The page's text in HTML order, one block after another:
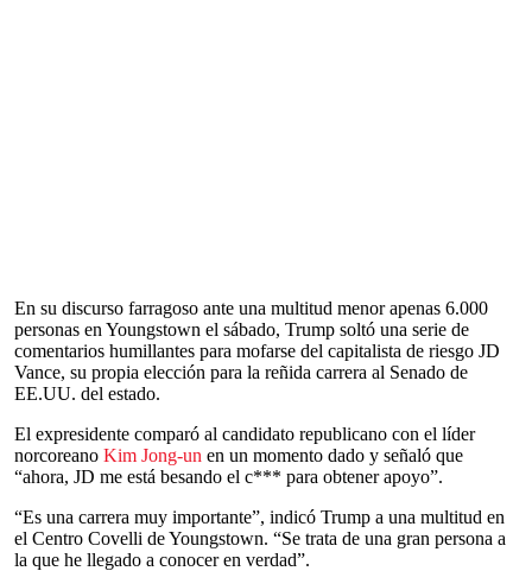
En su discurso farragoso ante una multitud menor apenas 6.000
personas en Youngstown el sábado, Trump soltó una serie de
comentarios humillantes para mofarse del capitalista de riesgo JD
Vance, su propia elección para la reñida carrera al Senado de
EE.UU. del estado.
El expresidente comparó al candidato republicano con el líder
norcoreano Kim Jong-un en un momento dado y señaló que
“ahora, JD me está besando el c*** para obtener apoyo”.
“Es una carrera muy importante”, indicó Trump a una multitud en
el Centro Covelli de Youngstown. “Se trata de una gran persona a
la que he llegado a conocer en verdad”.